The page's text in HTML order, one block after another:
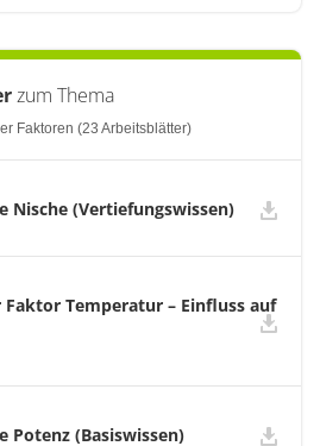
zum Thema
Faktoren (23 Arbeitsblätter)
Nische (Vertiefungswissen)
Temperatur – Einfluss auf
Potenz (Basiswissen)